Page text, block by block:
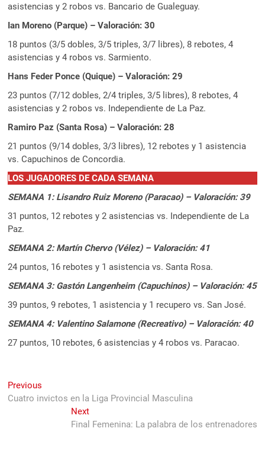
asistencias y 2 robos vs. Bancario de Gualeguay.
Ian Moreno (Parque) – Valoración: 30
18 puntos (3/5 dobles, 3/5 triples, 3/7 libres), 8 rebotes, 4
asistencias y 4 robos vs. Sarmiento.
Hans Feder Ponce (Quique) – Valoración: 29
23 puntos (7/12 dobles, 2/4 triples, 3/5 libres), 8 rebotes, 4
asistencias y 2 robos vs. Independiente de La Paz.
Ramiro Paz (Santa Rosa) – Valoración: 28
21 puntos (9/14 dobles, 3/3 libres), 12 rebotes y 1 asistencia
vs. Capuchinos de Concordia.
LOS JUGADORES DE CADA SEMANA
SEMANA 1: Lisandro Ruiz Moreno (Paracao) – Valoración: 39
31 puntos, 12 rebotes y 2 asistencias vs. Independiente de La
Paz.
SEMANA 2: Martín Chervo (Vélez) – Valoración: 41
24 puntos, 16 rebotes y 1 asistencia vs. Santa Rosa.
SEMANA 3: Gastón Langenheim (Capuchinos) – Valoración: 45
39 puntos, 9 rebotes, 1 asistencia y 1 recupero vs. San José.
SEMANA 4: Valentino Salamone (Recreativo) – Valoración: 40
27 puntos, 10 rebotes, 6 asistencias y 4 robos vs. Paracao.
Navegación
de
Previous
post:
Cuatro invictos en la Liga Provincial Masculina
NextNext
post:
Final Femenina: La palabra de los entrenadores